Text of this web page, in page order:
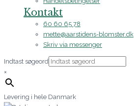
Kontakt
60 60 65 78
mette@aarstidens-blomster.dk
Skriv via messenger
Indtast søgeord
×
Levering i hele Danmark